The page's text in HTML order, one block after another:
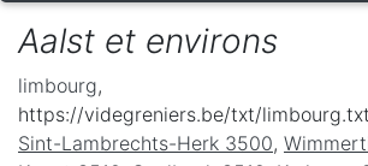
Aalst et environs
limbourg,
https://videgreniers.be/txt/limbourg.txt
Sint-Lambrechts-Herk 3500,